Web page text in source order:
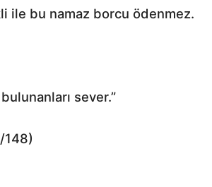
ile bu namaz borcu ödenmez.
sever.”
148)